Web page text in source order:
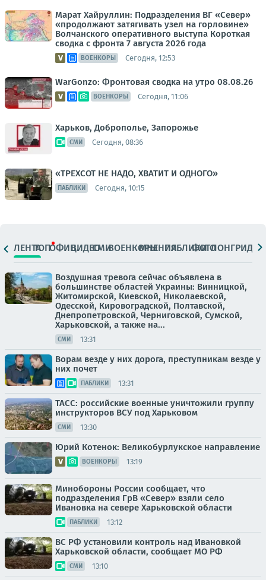
Марат Хайруллин: Подразделения ВГ «Север»
«продолжают затягивать узел на горловине»
Волчанского оперативного выступа Короткая
сводка с фронта 7 августа 2026 года
ВОЕНКОРЫ Сегодня, 12:53
WarGonzo: Фронтовая сводка на утро 08.08.26
ВОЕНКОРЫ Сегодня, 11:06
Харьков, Доброполье, Запорожье
СМИ Сегодня, 08:36
«ТРЕХСОТ НЕ НАДО, ХВАТИТ И ОДНОГО»
ПАБЛИКИ Сегодня, 10:15
ЛЕНТАТОПОФИЦ.ВИДЕОСМИВОЕНКОРЫМНЕНИЯПАБЛИКИ
ФОТОЛОНГРИДЫ
Воздушная тревога сейчас объявлена в
большинстве областей Украины: Винницкой,
Житомирской, Киевской, Николаевской,
Одесской, Кировоградской, Полтавской,
Днепропетровской, Черниговской, Сумской,
Харьковской, а также на...
СМИ 13:31
Ворам везде у них дорога, преступникам везде у
них почет
ПАБЛИКИ 13:31
ТАСС: российские военные уничтожили группу
инструкторов ВСУ под Харьковом
СМИ 13:30
Юрий Котенок: Великобурлукское направление
ВОЕНКОРЫ 13:19
Минобороны России сообщает, что
подразделения ГрВ «Север» взяли село
Ивановка на севере Харьковской области
ПАБЛИКИ 13:12
ВС РФ установили контроль над Ивановкой
Харьковской области, сообщает МО РФ
СМИ 13:10